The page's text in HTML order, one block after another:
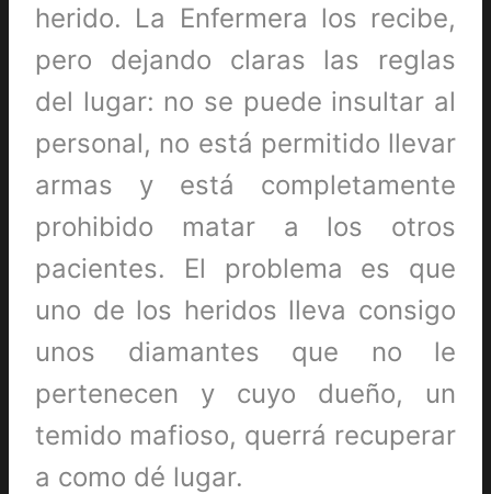
herido. La Enfermera los recibe,
pero dejando claras las reglas
del lugar: no se puede insultar al
personal, no está permitido llevar
armas y está completamente
prohibido matar a los otros
pacientes. El problema es que
uno de los heridos lleva consigo
unos diamantes que no le
pertenecen y cuyo dueño, un
temido mafioso, querrá recuperar
a como dé lugar.